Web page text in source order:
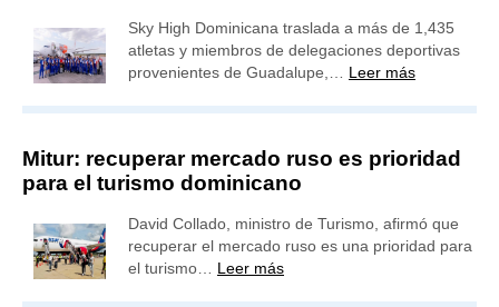
Sky High Dominicana traslada a más de 1,435
atletas y miembros de delegaciones deportivas
provenientes de Guadalupe,… Leer más
Mitur: recuperar mercado ruso es prioridad
para el turismo dominicano
David Collado, ministro de Turismo, afirmó que
recuperar el mercado ruso es una prioridad para
el turismo… Leer más